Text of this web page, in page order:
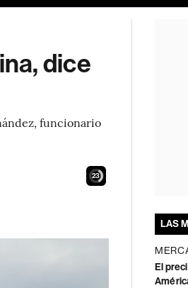
dice
funcionario
21
LAS
El